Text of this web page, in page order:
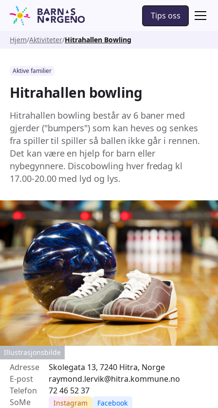
Tips oss
Hjem Aktiviteter Hitrahallen Bowling
Aktive familier
Hitrahallen bowling
Hitrahallen bowling består av 6 baner med
gjerder ("bumpers") som kan heves og senkes
fra spiller til spiller så ballen ikke går i rennen.
Det kan være en hjelp for barn eller
nybegynnere. Discobowling hver fredag kl
17.00-20.00 med lyd og lys.
Illustrasjonsbilde
Adresse
Skolegata 13, 7240 Hitra, Norge
E-post
raymond.lervik@hitra.kommune.no
Telefon
72 46 52 37
SoMe
Instagram Facebook